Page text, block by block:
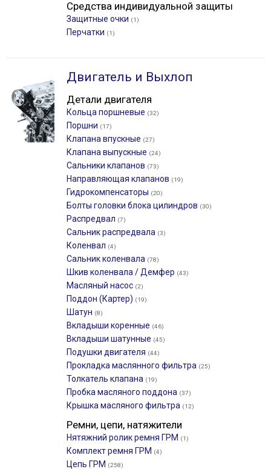
Средства индивидуальной защиты
Защитные очки (1)
Перчатки (1)
Двигатель и Выхлоп
Детали двигателя
Кольца поршневые (32)
Поршни (17)
Клапана впускные (27)
Клапана выпускные (24)
Сальники клапанов (73)
Направляющая клапанов (19)
Гидрокомпенсаторы (20)
Болты головки блока цилиндров (30)
Распредвал (7)
Сальник распредвала (3)
Коленвал (4)
Сальник коленвала (78)
Шкив коленвала / Демфер (43)
Масляный насос (2)
Поддон (Картер) (19)
Шатун (8)
Вкладыши коренные (46)
Вкладыши шатунные (45)
Подушки двигателя (44)
Прокладка маслянного фильтра (25)
Толкатель клапана (19)
Пробка масляного поддона (37)
Крышка масляного фильтра (12)
Ремни, цепи, натяжители
Нятяжний ролик ремня ГРМ (1)
Комплект ремня ГРМ (4)
Цепь ГРМ (258)